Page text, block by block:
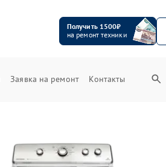
Получить 1500₽
на ремонт техники
Заявка на ремонт Контакты